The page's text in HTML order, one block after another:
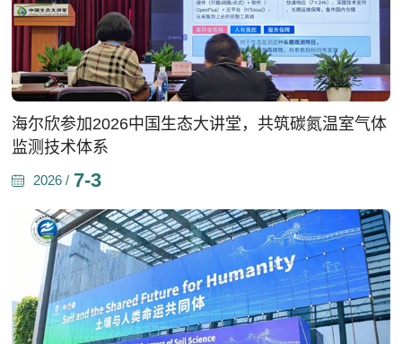
海尔欣参加2026中国生态大讲堂，共筑碳氮温室气体
监测技术体系
2026 / 7-3